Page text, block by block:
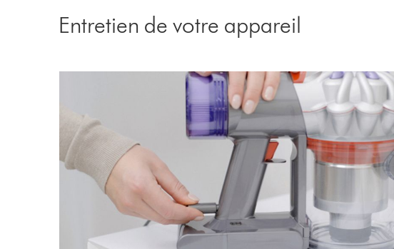
Entretien de votre appareil